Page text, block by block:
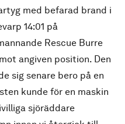
med befarad brand i
14:01 på
Rescue Burre
angiven position. Den
sig senare bero på en
kunde för en maskin
sjöräddare